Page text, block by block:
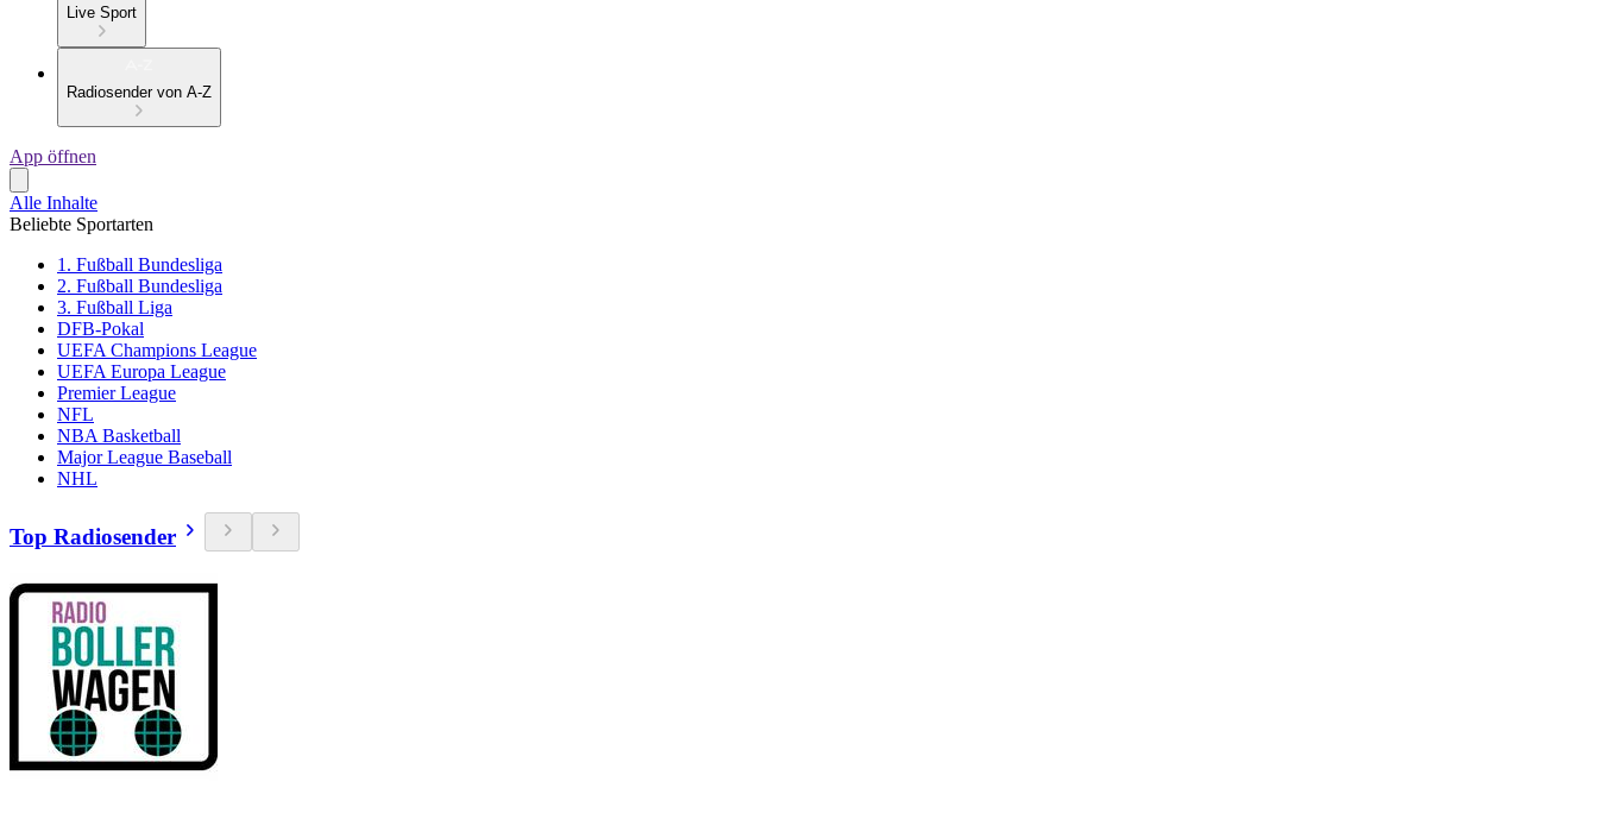
Live Sport
Radiosender von A-Z
App öffnen
Alle Inhalte
Beliebte Sportarten
1. Fußball Bundesliga
2. Fußball Bundesliga
3. Fußball Liga
DFB-Pokal
UEFA Champions League
UEFA Europa League
Premier League
NFL
NBA Basketball
Major League Baseball
NHL
Top Radiosender